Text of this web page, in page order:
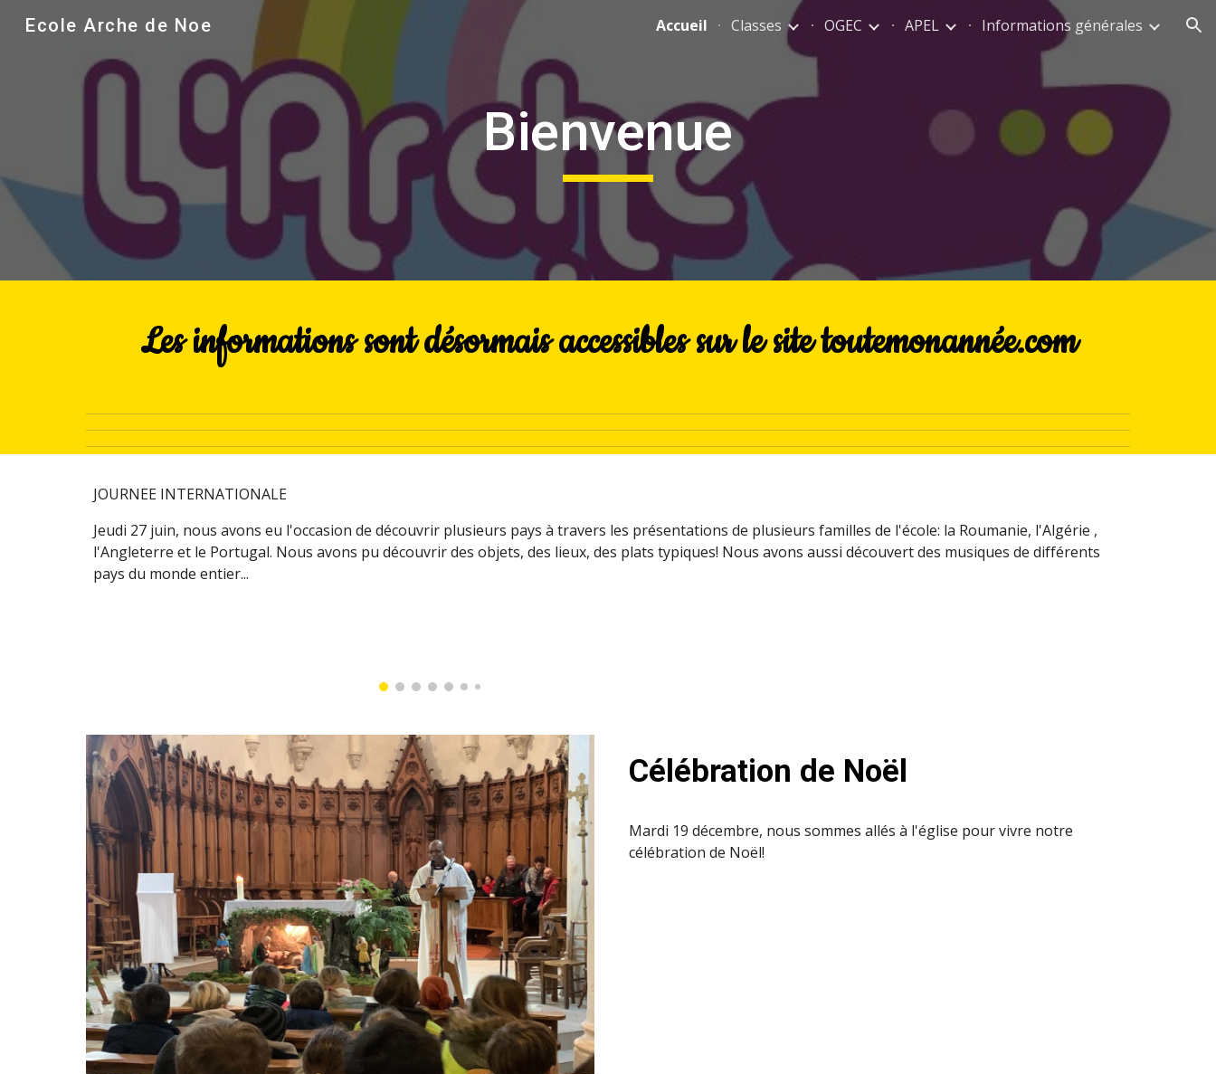
Skip to main content Skip to navigation
Ecole Arche de Noe Accueil Classes OGEC APEL Informations générales
Bienvenue
Les informations sont désormais accessibles sur le site toutemonannée.com
JOURNEE INTERNATIONALE
Jeudi 27 juin, nous avons eu l'occasion de découvrir plusieurs pays à travers les présentations de plusieurs familles de l'école: la Roumanie, l'Algérie ,
l'Angleterre et le Portugal. Nous avons pu découvrir des objets, des lieux, des plats typiques! Nous avons aussi découvert des musiques de différents
pays du monde entier...
Célébration de Noël
Mardi 19 décembre, nous sommes allés à l'église pour vivre notre
célébration de Noël!